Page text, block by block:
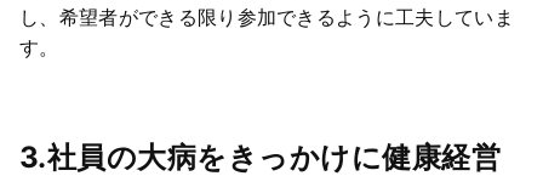
し、希望者ができる限り参加できるように工夫していま
す。
3.社員の大病をきっかけに健康経営